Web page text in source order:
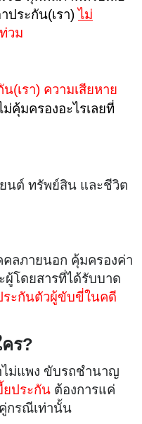
ประกัน(เรา)ไม่
วม
(เรา) ความเสียหาย
คุ้มครองอะไรเลยที่
นต์ ทรัพย์สิน และชีวิต
คลภายนอก คุ้มครองค่า
โดยสารที่ได้รับบาด
ระกันตัวผู้ขับขี่ในคดี
ร?
ไม่แพง ขับรถชำนาญ
ยประกัน ต้องการแค่
กรณีเท่านั้น